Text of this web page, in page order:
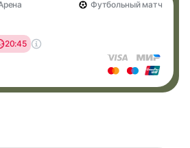
Футбольный матч
20:45